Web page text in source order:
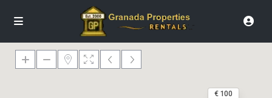
€ 100